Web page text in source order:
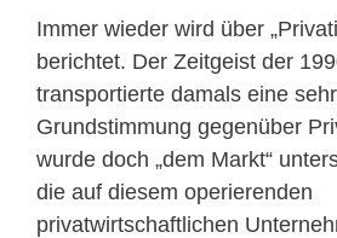
Immer wieder wird über
berichtet. Der Zeitgeist der
transportierte damals eine
Grundstimmung gegenüber
wurde doch „dem Markt“
die auf diesem operierenden
privatwirtschaftlichen